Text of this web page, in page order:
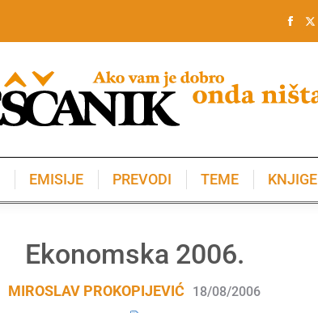
EMISIJE PREVODI TEME KNJIGE
Ekonomska 2006.
MIROSLAV PROKOPIJEVIĆ 18/08/2006
KNJIGE